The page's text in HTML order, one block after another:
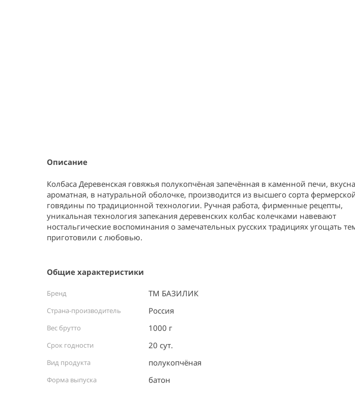
1
Описание
Колбаса Деревенская говяжья полукопчёная запечённая в каменной печи,
ароматная, в натуральной оболочке, производится из высшего сорта
говядины по традиционной технологии. Ручная работа, фирменные рецепты,
уникальная технология запекания деревенских колбас колечками навевают
ностальгические воспоминания о замечательных русских традициях угощать
приготовили с любовью.
Общие характеристики
Бренд ТМ БАЗИЛИК
Страна-производитель Россия ⠀
Вес брутто 1000 г
Срок годности 20 сут.
Вид продукта полукопчёная
Форма выпуска батон